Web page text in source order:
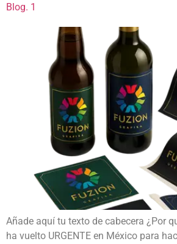
Blog. 1
Añade aquí tu texto de cabecera ¿Por
ha vuelto URGENTE en México para